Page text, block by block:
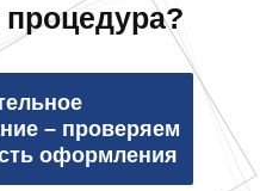
процедура?
– проверяем
оформления